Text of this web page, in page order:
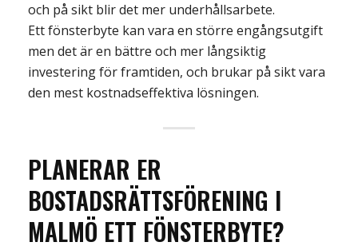
och på sikt blir det mer underhållsarbete.
Ett fönsterbyte kan vara en större engångsutgift
men det är en bättre och mer långsiktig
investeringförframtiden, och brukar på sikt vara
den mest kostnadseffektiva lösningen.
PLANERAR ER
BOSTADSRÄTTSFÖRENING I
MALMÖ ETT FÖNSTERBYTE?